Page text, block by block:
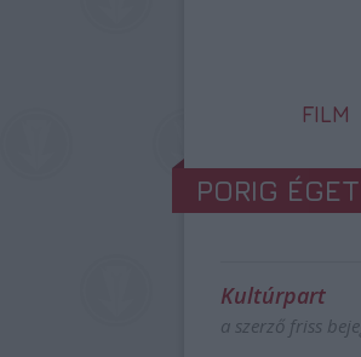
FILM
PORIG
Kultúrpart
a szerző friss